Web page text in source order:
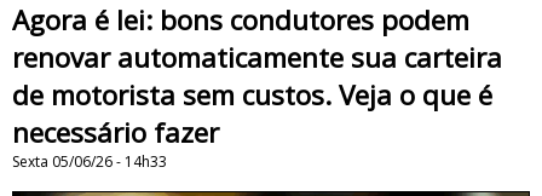
Agora é lei: bons condutores podem
renovar automaticamente sua carteira
de motorista sem custos. Veja o que é
necessário fazer
Sexta 05/06/26 - 14h33